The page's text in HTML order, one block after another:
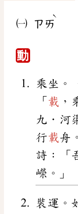
㈠ ㄗㄞ
ˋ
動
乘坐。
「 載 ，
九．河
行載舟
詩：「
嶸。」
裝運。